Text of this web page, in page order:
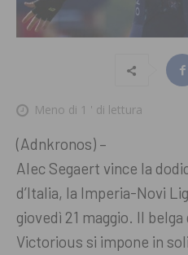
Meno di 1 ' di lettura
(Adnkronos) –
Alec Segaert vince la
d’Italia, la Imperia-Novi
giovedì 21 maggio. Il
Victorious si impone in